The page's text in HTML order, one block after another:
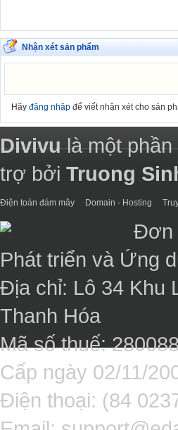
Nhận xét sản phẩm
Hãy đăng nhập để viết nhận xét cho sản
Divivulà một
trợ bởi Truong
Điện toán đám mây Domain - Hosting
Đơn
Phát triển và Ứng
Địa chỉ: Lô 34 Khu
Thanh Hóa
Mã số thuế:
Cấp ngày 02/11/
Điện thoại: (84